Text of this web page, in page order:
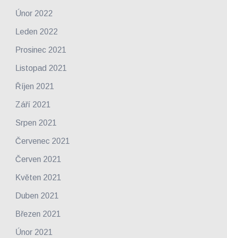
Únor 2022
Leden 2022
Prosinec 2021
Listopad 2021
Říjen 2021
Září 2021
Srpen 2021
Červenec 2021
Červen 2021
Květen 2021
Duben 2021
Březen 2021
Únor 2021